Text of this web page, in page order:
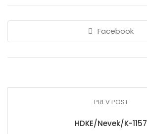
Facebook
PREV POST
HDKE/Nevek/K-1157